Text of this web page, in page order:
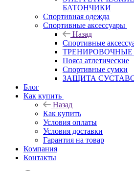
БАТОНЧИКИ
Спортивная одежда
Спортивные аксессуары
Назад
Спортивные
ТРЕНИРОВОЧНЫЕ
Пояса атлетические
Спортивные сумки
ЗАЩИТА
Блог
Как купить
Назад
Как купить
Условия оплаты
Условия доставки
Гарантия на товар
Компания
Контакты